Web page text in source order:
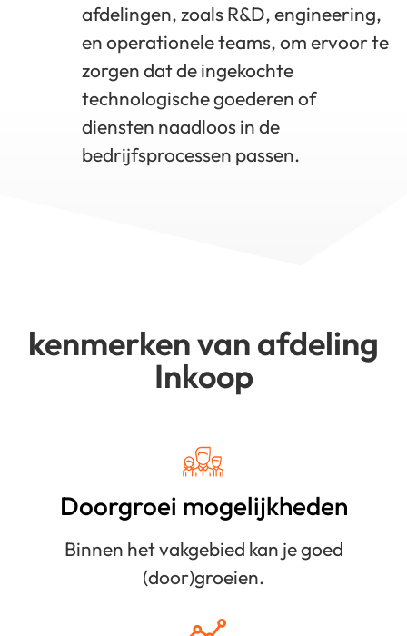
afdelingen, zoals R&D, engineering,
en operationele teams, om ervoor te
zorgen dat de ingekochte
technologische goederen of
diensten naadloos in de
bedrijfsprocessen passen.
kenmerken van afdeling
Inkoop
Doorgroei mogelijkheden
Binnen het vakgebied kan je goed
(door)groeien.